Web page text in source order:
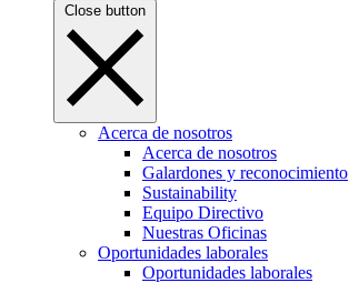
Close button
Acerca de nosotros
Acerca de nosotros
Galardones y reconocimiento
Sustainability
Equipo Directivo
Nuestras Oficinas
Oportunidades laborales
Oportunidades laborales